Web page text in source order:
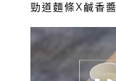
勁道麵條X鹹香